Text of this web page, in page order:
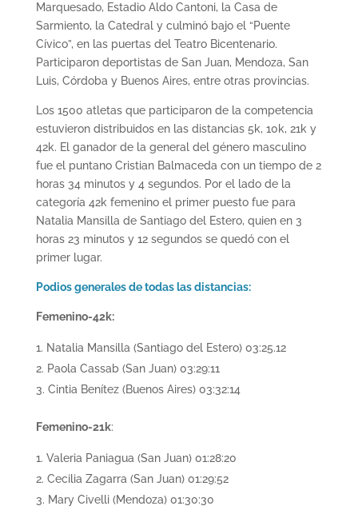
Marquesado, Estadio Aldo Cantoni, la Casa de
Sarmiento, la Catedral y culminó bajo el “Puente
Cívico”, en las puertas del Teatro Bicentenario.
Participaron deportistas de San Juan, Mendoza, San
Luis, Córdoba y Buenos Aires, entre otras provincias.
Los 1500 atletas que participaron de la competencia
estuvieron distribuidos en las distancias 5k, 10k, 21k y
42k. El ganador de la general del género masculino
fue el puntano Cristian Balmaceda con un tiempo de 2
horas 34 minutos y 4 segundos. Por el lado de la
categoría 42k femenino el primer puesto fue para
Natalia Mansilla de Santiago del Estero, quien en 3
horas 23 minutos y 12 segundos se quedó con el
primer lugar.
Podios generales de todas las distancias:
Femenino-42k:
Natalia Mansilla (Santiago del Estero) 03:25.12
Paola Cassab (San Juan) 03:29:11
Cintia Benítez (Buenos Aires) 03:32:14
Femenino-21k:
Valeria Paniagua (San Juan) 01:28:20
Cecilia Zagarra (San Juan) 01:29:52
Mary Civelli (Mendoza) 01:30:30